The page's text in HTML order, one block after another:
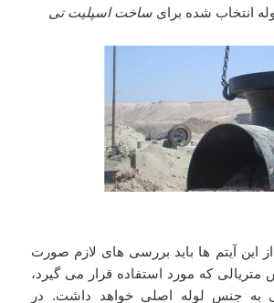
انتخاب شده برایساخت اسپلیت تی
آیتم ها باید بررسی های لازم صورت
که مورد استفاده قرار می گیرد،
به جنس لوله اصلی خواهد داشت. در